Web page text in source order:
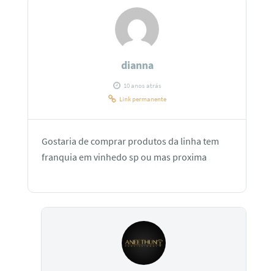
dianna
10 anos atrás
Link permanente
Gostaria de comprar produtos da linha tem
franquia em vinhedo sp ou mas proxima